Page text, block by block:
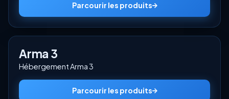
Parcourir les produits
Arma 3
Hébergement Arma 3
Parcourir les produits